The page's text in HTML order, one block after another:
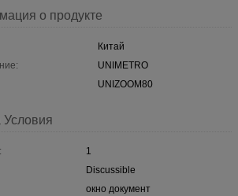
о продукте
Китай
UNIMETRO
UNIZOOM80
Условия
1
Discussible
окно документ